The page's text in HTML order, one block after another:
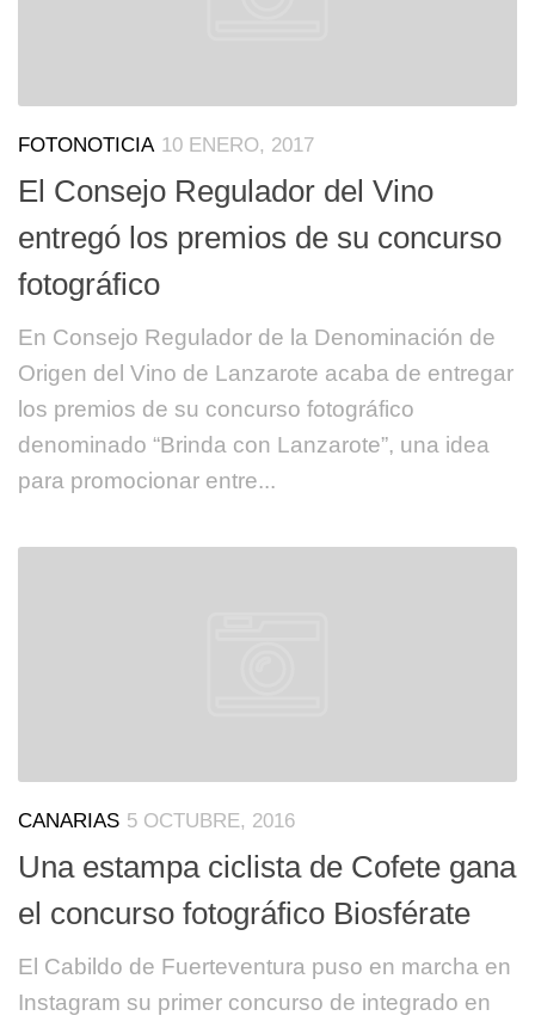
FOTONOTICIA 10 ENERO, 2017
El Consejo Regulador del Vino
entregó los premios de su concurso
fotográfico
En Consejo Regulador de la Denominación de
Origen del Vino de Lanzarote acaba de entregar
los premios de su concurso fotográfico
denominado “Brinda con Lanzarote”, una idea
para promocionar entre...
CANARIAS 5 OCTUBRE, 2016
Una estampa ciclista de Cofete gana
el concurso fotográfico Biosférate
El Cabildo de Fuerteventura puso en marcha en
Instagram su primer concurso de integrado en